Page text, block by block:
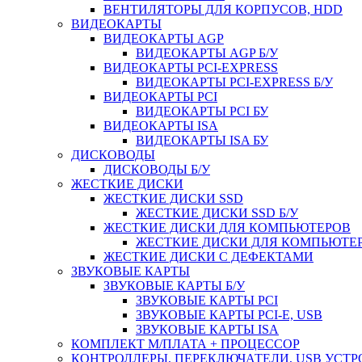
ВЕНТИЛЯТОРЫ ДЛЯ КОРПУСОВ, HDD
ВИДЕОКАРТЫ
ВИДЕОКАРТЫ AGP
ВИДЕОКАРТЫ AGP Б/У
ВИДЕОКАРТЫ PCI-EXPRESS
ВИДЕОКАРТЫ PCI-EXPRESS Б/У
ВИДЕОКАРТЫ PCI
ВИДЕОКАРТЫ PCI БУ
ВИДЕОКАРТЫ ISA
ВИДЕОКАРТЫ ISA БУ
ДИСКОВОДЫ
ДИСКОВОДЫ Б/У
ЖЕСТКИЕ ДИСКИ
ЖЕСТКИЕ ДИСКИ SSD
ЖЕСТКИЕ ДИСКИ SSD Б/У
ЖЕСТКИЕ ДИСКИ ДЛЯ КОМПЬЮТЕРОВ
ЖЕСТКИЕ ДИСКИ ДЛЯ
ЖЕСТКИЕ ДИСКИ С ДЕФЕКТАМИ
ЗВУКОВЫЕ КАРТЫ
ЗВУКОВЫЕ КАРТЫ Б/У
ЗВУКОВЫЕ КАРТЫ PCI
ЗВУКОВЫЕ КАРТЫ PCI-E, USB
ЗВУКОВЫЕ КАРТЫ ISA
КОМПЛЕКТ М/ПЛАТА + ПРОЦЕССОР
КОНТРОЛЛЕРЫ, ПЕРЕКЛЮЧАТЕЛИ, USB